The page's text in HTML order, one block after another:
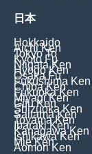
日本
Hokkaido
Aichi Ken
Tokyo To
Kyoto Fu
Niigata Ken
Hyogo Ken
Osaka Fu
Fukushima Ken
Chiba Ken
Fukuoka Ken
Miyagi Ken
Gifu Ken
Shizuoka Ken
Saitama Ken
Toyama Ken
Ibaraki Ken
Kanagawa Ken
Ishikawa Ken
Mie Ken
Aomori Ken